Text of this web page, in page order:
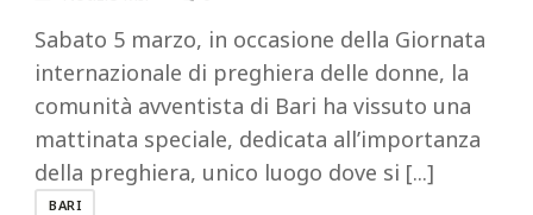
Sabato 5 marzo, in occasione della Giornata
internazionale di preghiera delle donne, la
comunità avventista di Bari ha vissuto una
mattinata speciale, dedicata all’importanza
della preghiera, unico luogo dove si [...]
BARI